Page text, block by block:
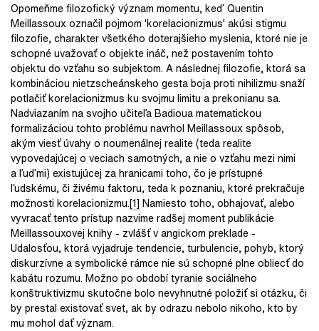
Opomeňme filozofický význam momentu, keď Quentin
Meillassoux označil pojmom 'korelacionizmus' akúsi stigmu
filozofie, charakter všetkého doterajšieho myslenia, ktoré nie je
schopné uvažovať o objekte ináč, než postavením tohto
objektu do vzťahu so subjektom. A následnej filozofie, ktorá sa
kombináciou nietzscheánskeho gesta boja proti nihilizmu snaží
potlačiť korelacionizmus ku svojmu limitu a prekonianu sa.
Nadviazaním na svojho učiteľa Badioua matematickou
formalizáciou tohto problému navrhol Meillassoux spôsob,
akým viesť úvahy o noumenálnej realite (teda realite
vypovedajúcej o veciach samotných, a nie o vzťahu mezi nimi
a ľuďmi) existujúcej za hranicami toho, čo je prístupné
ľudskému, či živému faktoru, teda k poznaniu, ktoré prekračuje
možnosti korelacionizmu.[1] Namiesto toho, obhajovať, alebo
vyvracať tento prístup nazvime radšej moment publikácie
Meillassouxovej knihy - zvlášť v angickom preklade -
Udalosťou, ktorá vyjadruje tendencie, turbulencie, pohyb, ktorý
diskurzívne a symbolické rámce nie sú schopné plne obliecť do
kabátu rozumu. Možno po období tyranie sociálneho
konštruktivizmu skutočne bolo nevyhnutné položiť si otázku, či
by prestal existovať svet, ak by odrazu nebolo nikoho, kto by
mu mohol dať význam.